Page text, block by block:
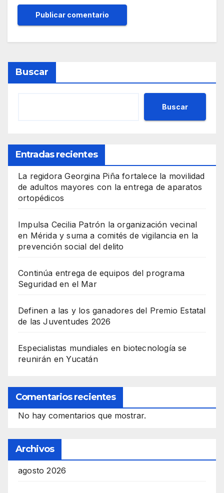
Buscar
Buscar
Entradas recientes
La regidora Georgina Piña fortalece la movilidad
de adultos mayores con la entrega de aparatos
ortopédicos
Impulsa Cecilia Patrón la organización vecinal
en Mérida y suma a comités de vigilancia en la
prevención social del delito
Continúa entrega de equipos del programa
Seguridad en el Mar
Definen a las y los ganadores del Premio Estatal
de las Juventudes 2026
Especialistas mundiales en biotecnología se
reunirán en Yucatán
Comentarios recientes
No hay comentarios que mostrar.
Archivos
agosto 2026